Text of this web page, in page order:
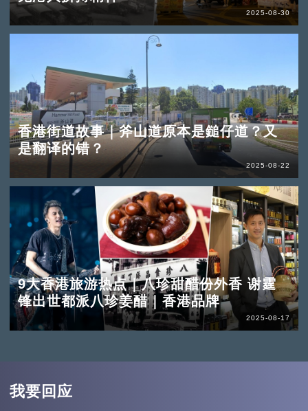
2025-08-30
香港街道故事｜斧山道原本是鎚仔道？又
是翻译的错？
2025-08-22
9大香港旅游热点｜八珍甜醋份外香 谢霆
锋出世都派八珍姜醋｜香港品牌
2025-08-17
我要回应